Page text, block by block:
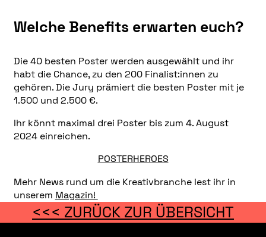
Welche Benefits erwarten euch?
Die 40 besten Poster werden ausgewählt und ihr
habt die Chance, zu den 200 Finalist:innen zu
gehören. Die Jury prämiert die besten Poster mit je
1.500 und 2.500 €.
Ihr könnt maximal drei Poster bis zum 4. August
2024 einreichen.
POSTERHEROES
Mehr News rund um die Kreativbranche lest ihr in
unserem Magazin!
<<< ZURÜCK ZUR ÜBERSICHT